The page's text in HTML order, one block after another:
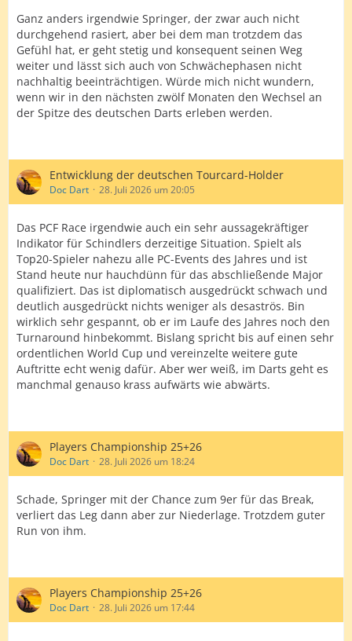
Ganz anders irgendwie Springer, der zwar auch nicht
durchgehend rasiert, aber bei dem man trotzdem das
Gefühl hat, er geht stetig und konsequent seinen Weg
weiter und lässt sich auch von Schwächephasen nicht
nachhaltig beeinträchtigen. Würde mich nicht wundern,
wenn wir in den nächsten zwölf Monaten den Wechsel an
der Spitze des deutschen Darts erleben werden.
Entwicklung der deutschen Tourcard-Holder
Doc Dart 28. Juli 2026 um 20:05
Das PCF Race irgendwie auch ein sehr aussagekräftiger
Indikator für Schindlers derzeitige Situation. Spielt als
Top20-Spieler nahezu alle PC-Events des Jahres und ist
Stand heute nur hauchdünn für das abschließende Major
qualifiziert. Das ist diplomatisch ausgedrückt schwach und
deutlich ausgedrückt nichts weniger als desaströs. Bin
wirklich sehr gespannt, ob er im Laufe des Jahres noch den
Turnaround hinbekommt. Bislang spricht bis auf einen sehr
ordentlichen World Cup und vereinzelte weitere gute
Auftritte echt wenig dafür. Aber wer weiß, im Darts geht es
manchmal genauso krass aufwärts wie abwärts.
Players Championship 25+26
Doc Dart 28. Juli 2026 um 18:24
Schade, Springer mit der Chance zum 9er für das Break,
verliert das Leg dann aber zur Niederlage. Trotzdem guter
Run von ihm.
Players Championship 25+26
Doc Dart 28. Juli 2026 um 17:44